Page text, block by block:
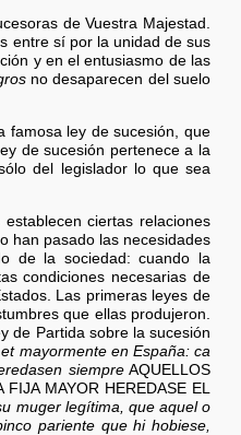
de Vuestra Majestad.
entre sí por la unidad de sus
y en el entusiasmo de las
no desaparecen del suelo
famosa ley de sucesión, que
de sucesión pertenece a la
del legislador lo que sea
ciertas relaciones
han pasado las necesidades
de la sociedad: cuando la
condiciones necesarias de
Las primeras leyes de
que ellas produjeron.
de Partida sobre la sucesión
mayormente en España: ca
siempreAQUELLOS
MAYOR HEREDASE EL
muger legítima, que aquel o
pariente que hi hobiese,